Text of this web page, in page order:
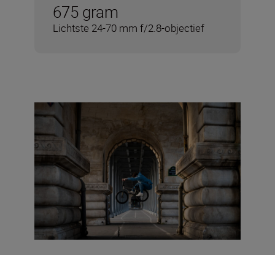
675 gram
Lichtste 24-70 mm f/2.8-objectief